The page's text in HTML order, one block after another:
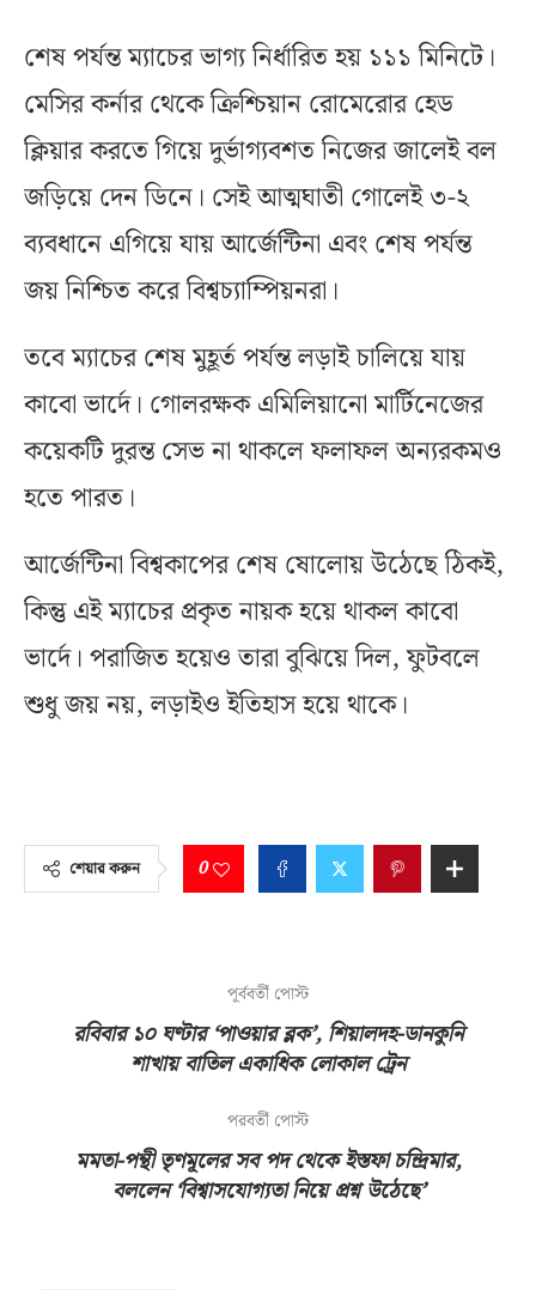
শেষ পর্যন্ত ম্যাচের ভাগ্য নির্ধারিত হয় ১১১ মিনিটে।
মেসির কর্নার থেকে ক্রিশ্চিয়ান রোমেরোর হেড
ক্লিয়ার করতে গিয়ে দুর্ভাগ্যবশত নিজের জালেই বল
জড়িয়ে দেন ডিনে। সেই আত্মঘাতী গোলেই ৩-২
ব্যবধানে এগিয়ে যায় আর্জেন্টিনা এবং শেষ পর্যন্ত
জয় নিশ্চিত করে বিশ্বচ্যাম্পিয়নরা।
তবে ম্যাচের শেষ মুহূর্ত পর্যন্ত লড়াই চালিয়ে যায়
কাবো ভার্দে। গোলরক্ষক এমিলিয়ানো মার্টিনেজের
কয়েকটি দুরন্ত সেভ না থাকলে ফলাফল অন্যরকমও
হতে পারত।
আর্জেন্টিনা বিশ্বকাপের শেষ ষোলোয় উঠেছে ঠিকই,
কিন্তু এই ম্যাচের প্রকৃত নায়ক হয়ে থাকল কাবো
ভার্দে। পরাজিত হয়েও তারা বুঝিয়ে দিল, ফুটবলে
শুধু জয় নয়, লড়াইও ইতিহাস হয়ে থাকে।
শেয়ার করুন 0
পূর্ববর্তী পোস্ট
রবিবার ১০ ঘণ্টার ‘পাওয়ার ব্লক’, শিয়ালদহ-ডানকুনি
শাখায় বাতিল একাধিক লোকাল ট্রেন
পরবর্তী পোস্ট
মমতা-পন্থী তৃণমূলের সব পদ থেকে ইস্তফা চন্দ্রিমার,
বললেন ‘বিশ্বাসযোগ্যতা নিয়ে প্রশ্ন উঠেছে’